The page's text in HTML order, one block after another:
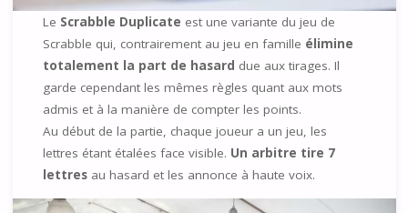
Le Scrabble Duplicate est une variante du jeu de
Scrabble qui, contrairement au jeu en famille élimine
totalement la part de hasard due aux tirages. Il
garde cependant les mêmes règles quant aux mots
admis et à la manière de compter les points.
Au début de la partie, chaque joueur a un jeu, les
lettres étant étalées face visible. Un arbitre tire 7
lettres au hasard et les annonce à haute voix.